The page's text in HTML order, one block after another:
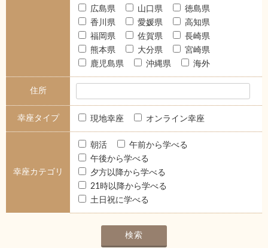
広島県
山口県
徳島県
香川県
愛媛県
高知県
福岡県
佐賀県
長崎県
熊本県
大分県
宮崎県
鹿児島県
沖縄県 海外
住所
幸座タイプ 現地幸座 オンライン幸座
幸座カテゴリ
朝活
午前から学べる
午後から学べる
夕方以降から学べる
21時以降から学べる
土日祝に学べる